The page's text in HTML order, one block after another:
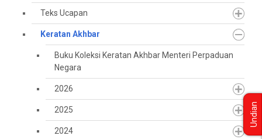
Teks Ucapan
Keratan Akhbar
Buku Koleksi Keratan Akhbar Menteri Perpaduan
Negara
2026
2025
2024
Undian